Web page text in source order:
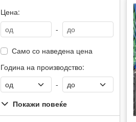
Цена:
-
Само со наведена цена
Година на производство:
-
Покажи повеќе